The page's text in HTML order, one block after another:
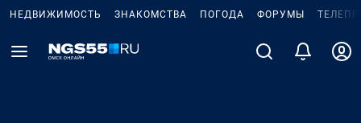
НЕДВИЖИМОСТЬ ЗНАКОМСТВА ПОГОДА ФОРУМЫ